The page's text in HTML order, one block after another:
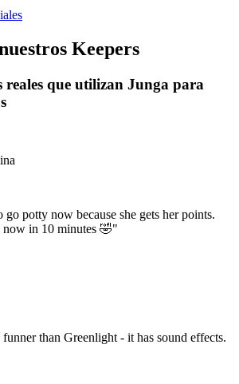
Keepers
reales que utilizan Junga para
potty now because she gets her points.
now in 10 minutes 🤣"
than Greenlight - it has sound effects.